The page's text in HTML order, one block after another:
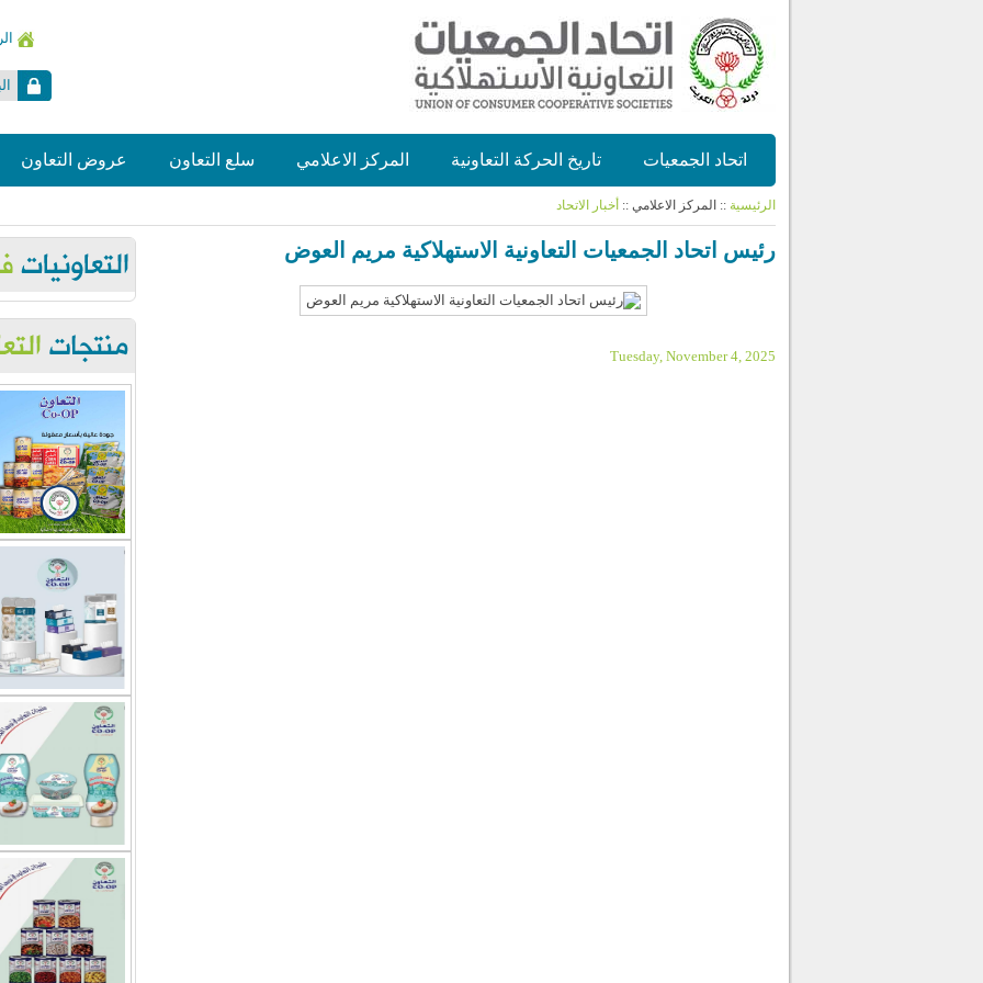
اتحاد الجمعيات تاريخ الحركة التعاونية المركز الاعلامي سلع التعاون عروض التعاون
الرئيسية:: المركز الاعلامي :: أخبار الاتحاد
رئيس اتحاد الجمعيات التعاونية الاستهلاكية مريم العوض
Tuesday, November 4, 2025